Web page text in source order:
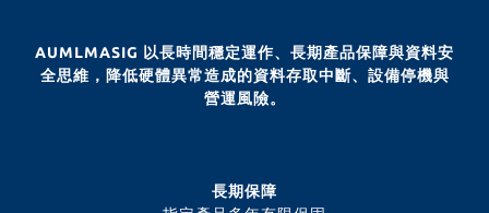
AUMLMASIG 以長時間穩定運作、長期產品保障與資料安
全思維，降低硬體異常造成的資料存取中斷、設備停機與
營運風險。
長期保障